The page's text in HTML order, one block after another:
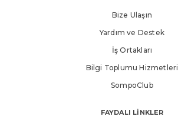
Bize Ulaşın
Yardım ve Destek
İş Ortakları
Bilgi Toplumu Hizmetleri
SompoClub
FAYDALI LİNKLER